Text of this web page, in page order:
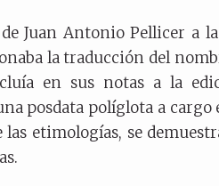
de Juan Antonio Pellicer a
la traducción del
en sus notas a la
posdata políglota a cargo
las etimologías, se